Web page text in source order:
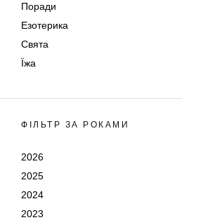
Поради
Езотерика
Свята
Їжа
ФІЛЬТР ЗА РОКАМИ
2026
2025
2024
2023